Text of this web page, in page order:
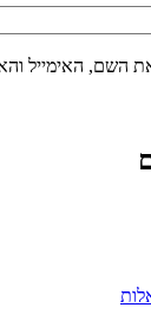
השם, האימייל